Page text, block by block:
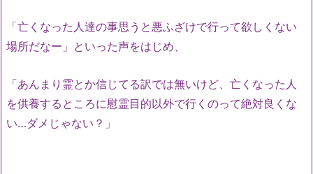
「亡くなった人達の事思うと悪ふざけで行って欲しくない
場所だなー」といった声をはじめ、
「あんまり霊とか信じてる訳では無いけど、亡くなった人
を供養するところに慰霊目的以外で行くのって絶対良くな
い…ダメじゃない？」